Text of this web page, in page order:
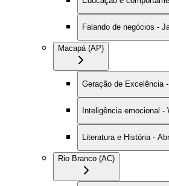
Falando de negócios -
Macapá (AP)
Geração de Excelência
Inteligência emocional -
Literatura e História -
Rio Branco (AC)